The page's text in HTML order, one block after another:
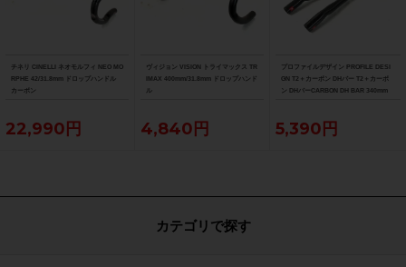
チネリ CINELLI ネオモルフィ NEO MO
RPHE 42/31.8mm ドロップハンドル
カーボン
22,990円
ヴィジョン VISION トライマックス TR
IMAX 400mm/31.8mm ドロップハンド
ル
4,840円
プロファイルデザイン PROFILE DESI
GN T2＋カーボン DHバー T2＋カーボ
ン DHバーCARBON DH BAR 340mm
5,390円
カテゴリで探す